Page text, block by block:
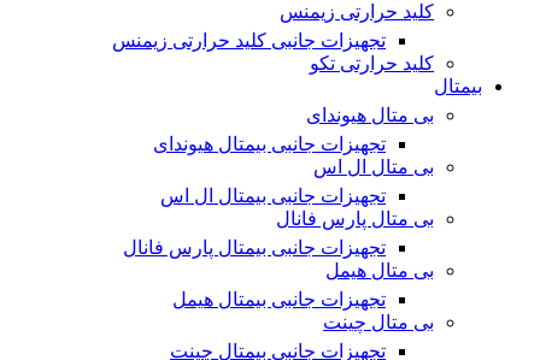
کلید حرارتی زیمنس
تجهیزات جانبی کلید حرارتی زیمنس
کلید حرارتی تکو
بیمتال
بی متال هیوندای
تجهیزات جانبی بیمتال هیوندای
بی متال ال اس
تجهیزات جانبی بیمتال ال اس
بی متال پارس فانال
تجهیزات جانبی بیمتال پارس فانال
بی متال هیمل
تجهیزات جانبی بیمتال هیمل
بی متال چینت
تجهیزات جانبی بیمتال چینت